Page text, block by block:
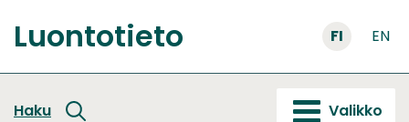
sisältöön
Etusivu
Luontotieto FI EN
Haku Valikko